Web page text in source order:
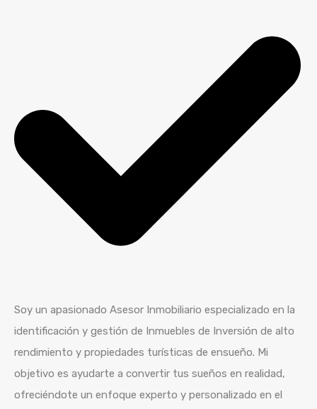
Soy un apasionado Asesor Inmobiliario especializado en la
identificación y gestión de Inmuebles de Inversión de alto
rendimiento y propiedades turísticas de ensueño. Mi
objetivo es ayudarte a convertir tus sueños en realidad,
ofreciéndote un enfoque experto y personalizado en el